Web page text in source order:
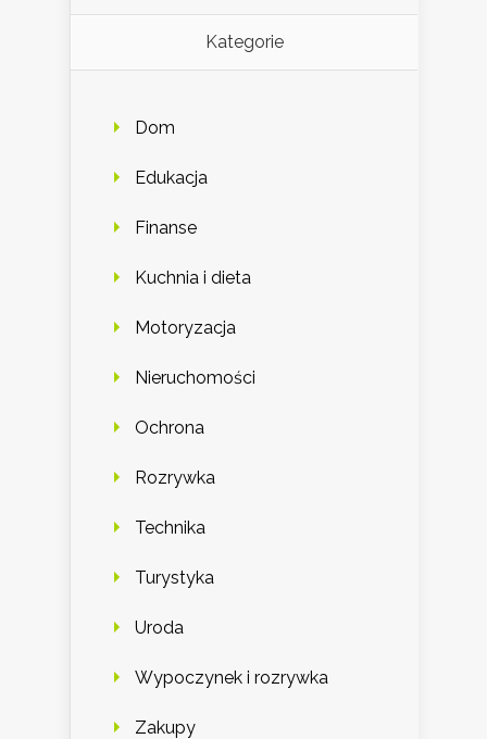
Kategorie
Dom
Edukacja
Finanse
Kuchnia i dieta
Motoryzacja
Nieruchomości
Ochrona
Rozrywka
Technika
Turystyka
Uroda
Wypoczynek i rozrywka
Zakupy